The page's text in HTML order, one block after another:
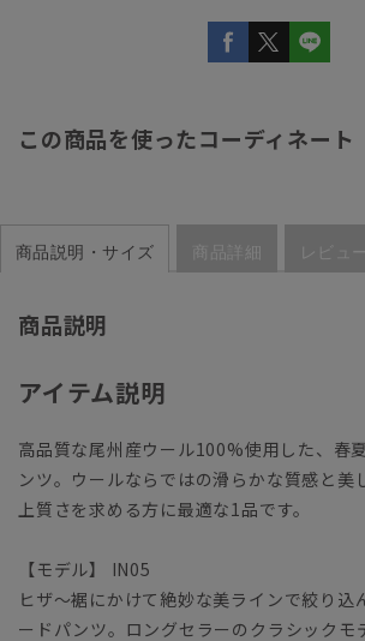
この商品を使ったコーディネート
商品説明・サイズ 商品詳細 レビュー
商品説明
アイテム説明
高品質な尾州産ウール100%使用した、春
ンツ。ウールならではの滑らかな質感と美
上質さを求める方に最適な1品です。
【モデル】 IN05
ヒザ～裾にかけて絶妙な美ラインで絞り込
ードパンツ。ロングセラーのクラシックモ